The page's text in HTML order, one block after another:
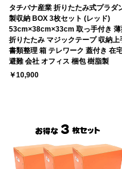
タチバナ産業 折りたたみ式プラダ
製収納 BOX 3枚セット (レッド)
53cm×38cm×33cm 取っ手付き 薄
折りたたみ マジックテープ 収納上
書類整理 箱 テレワーク 蓋付き 在
避難 会社 オフィス 梱包 樹脂製
￥10,900